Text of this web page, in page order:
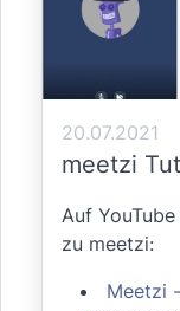
20.07.2021
meetzi
Auf
zu meetzi:
Meetzi